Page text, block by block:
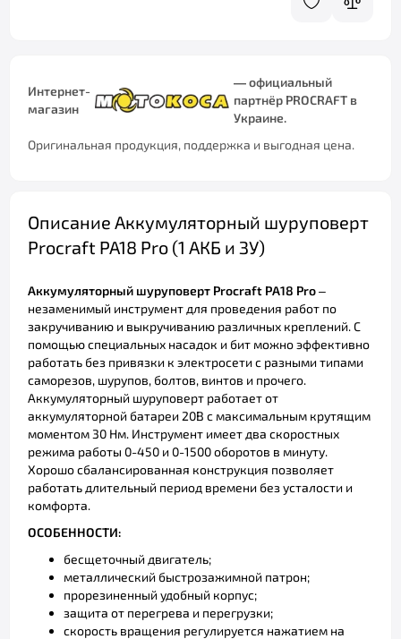
Интернет-
магазин
— официальный
партнёр PROCRAFT в
Украине.
Оригинальная продукция, поддержка и выгодная цена.
Описание Аккумуляторный шуруповерт
Procraft PA18 Pro (1 АКБ и ЗУ)
Аккумуляторный шуруповерт Procraft PA18 Pro–
незаменимый инструмент для проведения работ по
закручиванию и выкручиванию различных креплений. С
помощью специальных насадок и бит можно эффективно
работать без привязки к электросети с разными типами
саморезов, шурупов, болтов, винтов и прочего.
Аккумуляторный шуруповерт работает от
аккумуляторной батареи 20В с максимальным крутящим
моментом 30 Нм. Инструмент имеет два скоростных
режима работы 0-450 и 0-1500 оборотов в минуту.
Хорошо сбалансированная конструкция позволяет
работать длительный период времени без усталости и
комфорта.
ОСОБЕННОСТИ:
бесщеточный двигатель;
металлический быстрозажимной патрон;
прорезиненный удобный корпус;
защита от перегрева и перегрузки;
скорость вращения регулируется нажатием на